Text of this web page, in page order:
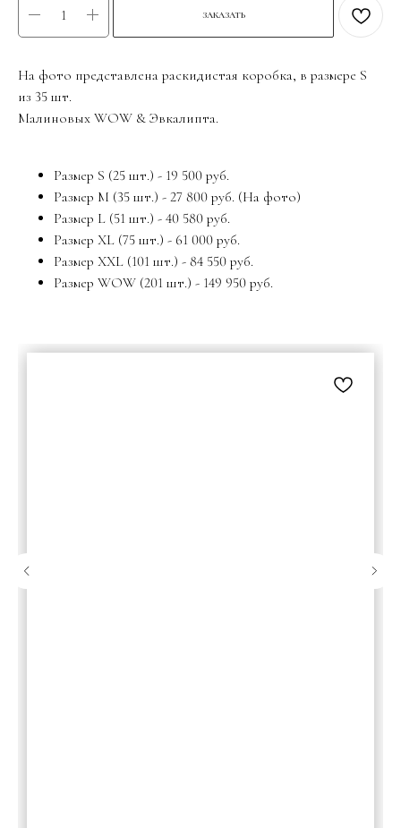
ЗАКАЗАТЬ
На фото представлена раскидистая коробка, в размере S
из 35 шт.
Малиновых WOW & Эвкалипта.
Размер S (25 шт.) - 19 500 руб.
Размер M (35 шт.) - 27 800 руб. (На фото)
Размер L (51 шт.) - 40 580 руб.
Размер XL (75 шт.) - 61 000 руб.
Размер XXL (101 шт.) - 84 550 руб.
Размер WOW (201 шт.) - 149 950 руб.